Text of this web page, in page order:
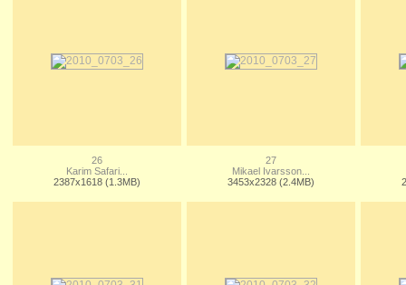
26
Karim Safari...
2387x1618 (1.3MB)
27
Mikael Ivarsson...
3453x2328 (2.4MB)